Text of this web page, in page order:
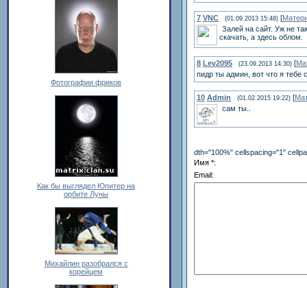
Фотографии фриков
Как бы выглядел Юпитер на
орбите Луны
Михайлин разобрался с
корейцем
7 VNC (01.09.2013 15:48) [
Залей на сайт. Уж не
скачать, а здесь облом.
8 Lev2095 (23.09.2013 14:30) [
пидр ты админ, вот что я тебе
10 Admin (01.02.2015 19:22) [
сам ты..
dth="100%" cellspacing="1"
Имя *:
Email: